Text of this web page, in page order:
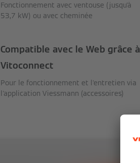
Fonctionnement avec ventouse (jusqu'à
53,7 kW) ou avec cheminée
Compatible avec le Web grâce à
Vitoconnect
Pour le fonctionnement et l'entretien via
l'application Viessmann (accessoires)